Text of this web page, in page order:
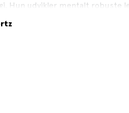
Hun udvikler mentalt robuste
på MRT® Træneruddannelsen.